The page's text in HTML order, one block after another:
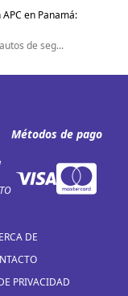
en Panamá:
de seg...
Métodos de pago
DE
PRIVACIDAD